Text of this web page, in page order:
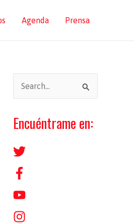
Agenda Prensa
u
c
a
o
r
Encuéntrame en: